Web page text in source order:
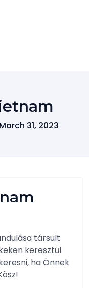
March 31, 2023
társult
keresztül
ha Önnek